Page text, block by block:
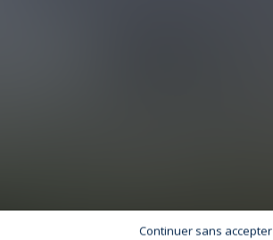
Continuer sans accepter